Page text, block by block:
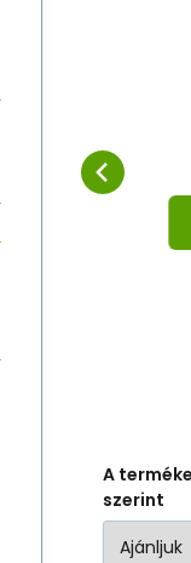
A
szerint